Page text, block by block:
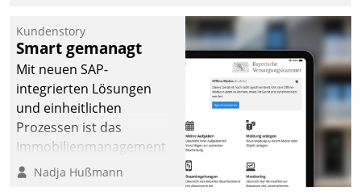
Kundenstory
Smart gemanagt
Mit neuen SAP-
integrierten Lösungen
und einheitlichen
Prozessen ist das
Immobilienmanagement
der Bayerischen
Nadja Hußmann